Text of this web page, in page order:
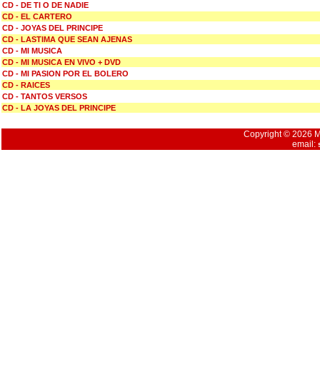
CD - DE TI O DE NADIE
CD - EL CARTERO
CD - JOYAS DEL PRINCIPE
CD - LASTIMA QUE SEAN AJENAS
CD - MI MUSICA
CD - MI MUSICA EN VIVO + DVD
CD - MI PASION POR EL BOLERO
CD - RAICES
CD - TANTOS VERSOS
CD - LA JOYAS DEL PRINCIPE
Copyright © 2026
email: